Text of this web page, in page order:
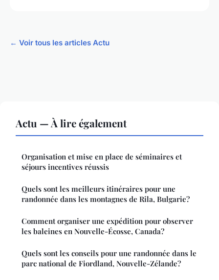
← Voir tous les articles Actu
Actu — À lire également
Organisation et mise en place de séminaires et
séjours incentives réussis
Quels sont les meilleurs itinéraires pour une
randonnée dans les montagnes de Rila, Bulgarie?
Comment organiser une expédition pour observer
les baleines en Nouvelle-Écosse, Canada?
Quels sont les conseils pour une randonnée dans le
parc national de Fiordland, Nouvelle-Zélande?